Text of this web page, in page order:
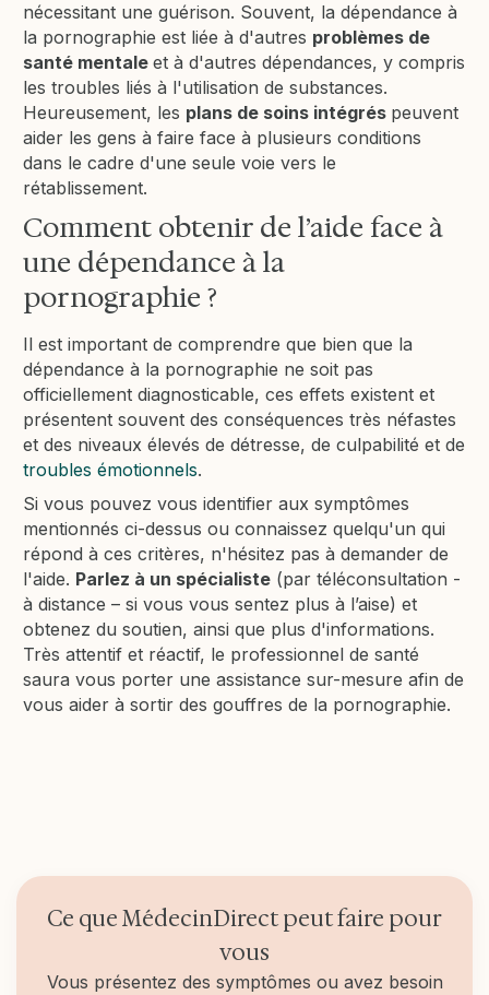
nécessitant une guérison. Souvent, la dépendance à
la pornographie est liée à d'autres problèmes de
santé mentaleet à d'autres dépendances, y compris
les troubles liés à l'utilisation de substances.
Heureusement, les plans de soins intégrés peuvent
aider les gens à faire face à plusieurs conditions
dans le cadre d'une seule voie vers le
rétablissement.
Comment obtenir de l’aide face à
une dépendance à la
pornographie ?
Il est important de comprendre que bien que la
dépendance à la pornographie ne soit pas
officiellement diagnosticable, ces effets existent et
présentent souvent des conséquences très néfastes
et des niveaux élevés de détresse, de culpabilité et de
troubles émotionnels.
Si vous pouvez vous identifier aux symptômes
mentionnés ci-dessus ou connaissez quelqu'un qui
répond à ces critères, n'hésitez pas à demander de
l'aide. Parlez à un spécialiste (par téléconsultation -
à distance – si vous vous sentez plus à l’aise) et
obtenez du soutien, ainsi que plus d'informations.
Très attentif et réactif, le professionnel de santé
saura vous porter une assistance sur-mesure afin de
vous aider à sortir des gouffres de la pornographie.
Ce que MédecinDirect peut faire pour
vous
Vous présentez des symptômes ou avez besoin